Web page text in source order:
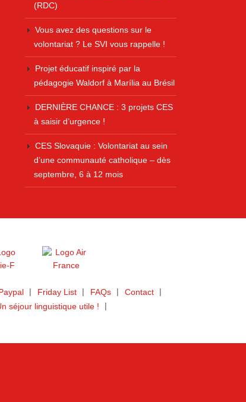
(RDC)
Vous avez des questions sur le
volontariat ? Le SVI vous rappelle !
Projet éducatif inspiré par la
pédagogie Waldorf à Marília au Brésil
DERNIÈRE CHANCE : 3 projets CES
à saisir d’urgence !
CES Slovaquie : Volontariat au sein
d’une communauté catholique – dès
septembre, 6 à 12 mois
Friday List FAQs
Contact
séjour linguistique utile !